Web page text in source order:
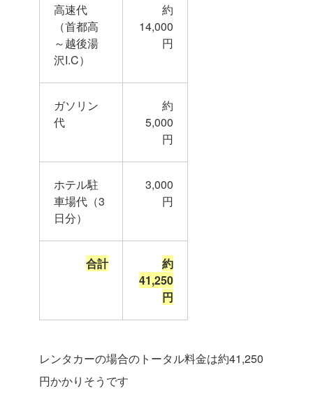
高速代
（首都高
～越後湯
沢I.C）
約
14,000
円
ガソリン
代
約
5,000
円
ホテル駐
車場代（3
日分）
3,000
円
合計
約
41,250
円
レンタカーの場合のトータル料金は約41,250
円かかりそうです